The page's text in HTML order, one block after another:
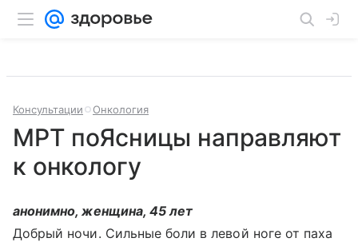
Консультации Онкология
МРТ поЯсницы направляют
к онкологу
анонимно, женщина, 45 лет
Добрый ночи. Сильные боли в левой ноге от паха